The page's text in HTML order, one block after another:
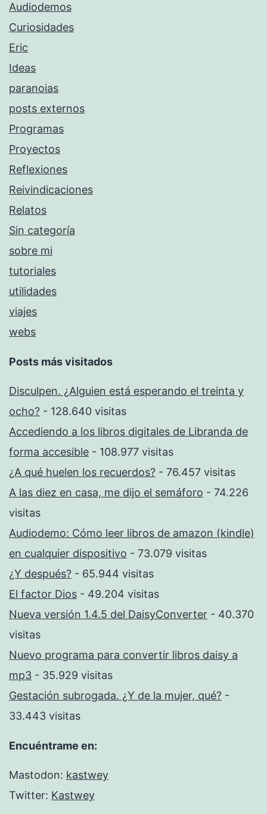
Audiodemos
Curiosidades
Eric
Ideas
paranoias
posts externos
Programas
Proyectos
Reflexiones
Reivindicaciones
Relatos
Sin categoría
sobre mi
tutoriales
utilidades
viajes
webs
Posts más visitados
Disculpen. ¿Alguien está esperando el treinta y
ocho? - 128.640 visitas
Accediendo a los libros digitales de Libranda de
forma accesible - 108.977 visitas
¿A qué huelen los recuerdos? - 76.457 visitas
A las diez en casa, me dijo el semáforo - 74.226
visitas
Audiodemo: Cómo leer libros de amazon (kindle)
en cualquier dispositivo - 73.079 visitas
¿Y después? - 65.944 visitas
El factor Dios - 49.204 visitas
Nueva versión 1.4.5 del DaisyConverter - 40.370
visitas
Nuevo programa para convertir libros daisy a
mp3 - 35.929 visitas
Gestación subrogada. ¿Y de la mujer, qué? -
33.443 visitas
Encuéntrame en:
Mastodon: kastwey
Twitter: Kastwey